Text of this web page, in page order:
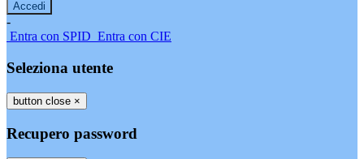
-
Entra con SPID Entra con CIE
Seleziona utente
button close ×
Recupero password